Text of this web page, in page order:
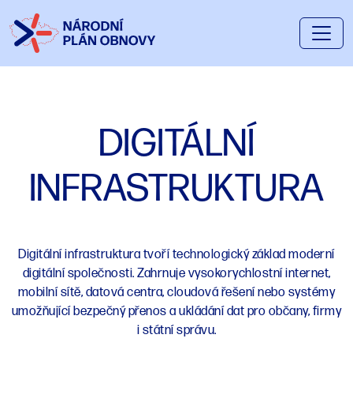
DIGITÁLNÍ
INFRASTRUKTURA
Digitální infrastruktura tvoří technologický základ moderní
digitální společnosti. Zahrnuje vysokorychlostní internet,
mobilní sítě, datová centra, cloudová řešení nebo systémy
umožňující bezpečný přenos a ukládání dat pro občany, firmy
i státní správu.